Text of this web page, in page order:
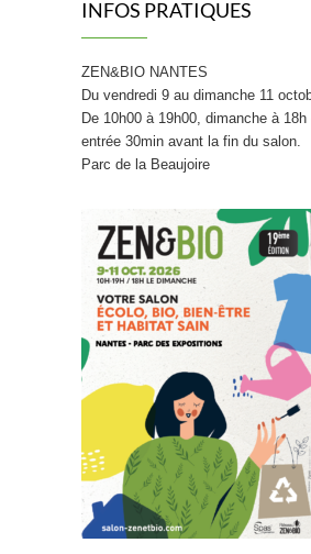
INFOS PRATIQUES
ZEN&BIO NANTES
Du vendredi 9 au dimanche 11
De 10h00 à 19h00, dimanche à 18h
entrée 30min avant la fin du salon.
Parc de la Beaujoire